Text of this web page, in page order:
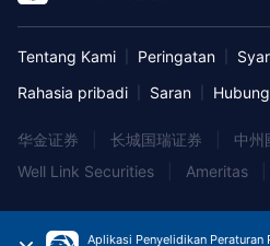
Tentang Kami Peringatan
Rahasia pribadi Saran
华金证券 长城国瑞证券 中州
Well Link Securities
Ameritas
Aurora Securities
东兴证券
Aplikasi Penyelidikan Peraturan